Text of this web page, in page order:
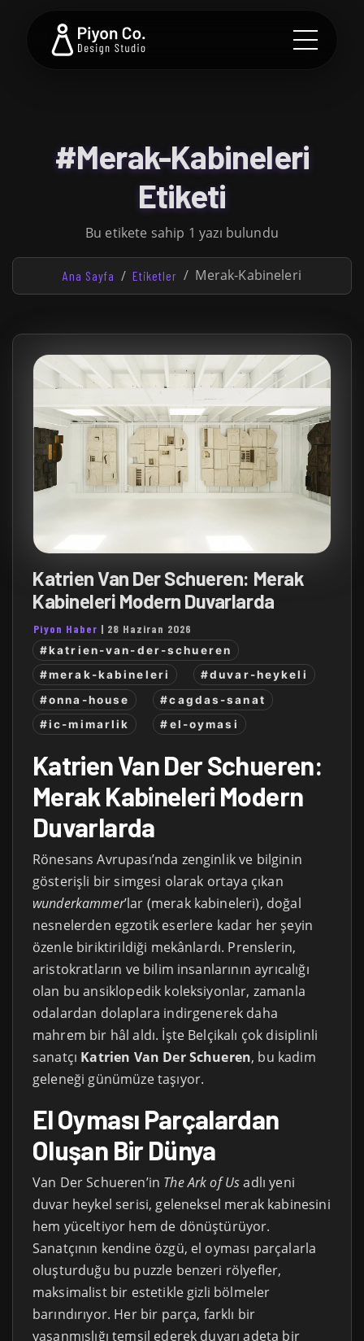
#Merak-Kabineleri
Etiketi
Bu etikete sahip 1 yazı bulundu
Ana Sayfa Etiketler Merak-Kabineleri
Katrien Van Der Schueren: Merak
Kabineleri Modern Duvarlarda
Piyon Haber | 28 Haziran 2026
#katrien-van-der-schueren
#merak-kabineleri
#duvar-heykeli
#onna-house
#cagdas-sanat
#ic-mimarlik
#el-oymasi
Katrien Van Der Schueren:
Merak Kabineleri Modern
Duvarlarda
Rönesans Avrupası’nda zenginlik ve bilginin
gösterişli bir simgesi olarak ortaya çıkan
wunderkammer’lar (merak kabineleri), doğal
nesnelerden egzotik eserlere kadar her şeyin
özenle biriktirildiği mekânlardı. Prenslerin,
aristokratların ve bilim insanlarının ayrıcalığı
olan bu ansiklopedik koleksiyonlar, zamanla
odalardan dolaplara indirgenerek daha
mahrem bir hâl aldı. İşte Belçikalı çok disiplinli
sanatçı Katrien Van Der Schueren, bu kadim
geleneği günümüze taşıyor.
El Oyması Parçalardan
Oluşan Bir Dünya
Van Der Schueren’in The Ark of Usadlı yeni
duvar heykel serisi, geleneksel merak kabinesini
hem yüceltiyor hem de dönüştürüyor.
Sanatçının kendine özgü, el oyması parçalarla
oluşturduğu bu puzzle benzeri rölyefler,
maksimalist bir estetikle gizli bölmeler
barındırıyor. Her bir parça, farklı bir
yaşanmışlığı temsil ederek duvarı adeta bir